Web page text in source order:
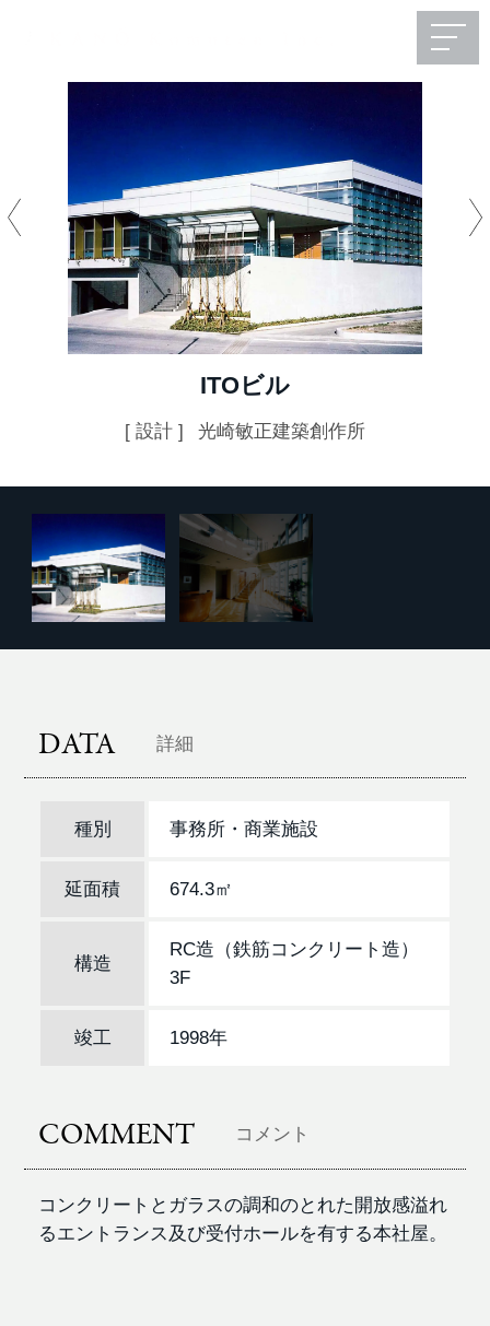
ITOビル
[ 設計 ] 光崎敏正建築創作所
DATA 詳細
種別 事務所・商業施設
延面積 674.3㎡
構造
RC造（鉄筋コンクリート造）
3F
竣工 1998年
COMMENT コメント
コンクリートとガラスの調和のとれた開放感溢れ
るエントランス及び受付ホールを有する本社屋。